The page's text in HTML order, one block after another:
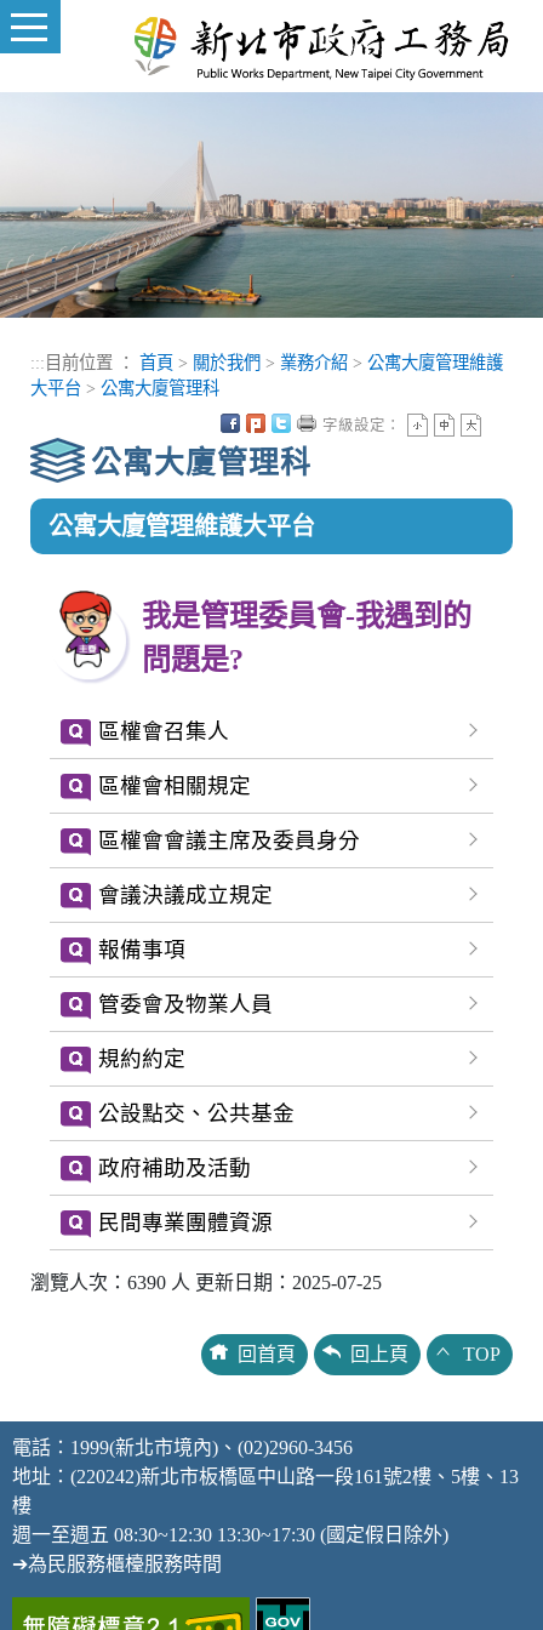
進入內容區塊
::: 目前位置 ： 首頁 > 關於我們 > 業務介紹 > 公寓大廈管理維護
大平台 > 公寓大廈管理科
公寓大廈管理科
字級設定：
公寓大廈管理維護大平台
我是管理委員會-我遇到的
問題是?
區權會召集人
區權會相關規定
區權會會議主席及委員身分
會議決議成立規定
報備事項
管委會及物業人員
規約約定
公設點交、公共基金
政府補助及活動
民間專業團體資源
瀏覽人次：6390 人 更新日期：2025-07-25
回首頁 回上頁 TOP
電話：1999(新北市境內)、(02)2960-3456
地址：(220242)新北市板橋區中山路一段161號2樓、5樓、13
樓
週一至週五 08:30~12:30 13:30~17:30 (國定假日除外)
➔為民服務櫃檯服務時間